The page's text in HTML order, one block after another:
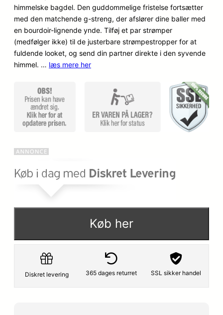
himmelske bagdel. Den guddommelige fristelse fortsætter
med den matchende g-streng, der afslører dine baller med
en bourdoir-lignende ynde. Tilføj et par strømper
(medfølger ikke) til de justerbare strømpestropper for at
fuldende looket, og send din partner direkte i den syvende
himmel. … læs mere her
Køb her
Diskret levering 365 dages returret SSL sikker handel